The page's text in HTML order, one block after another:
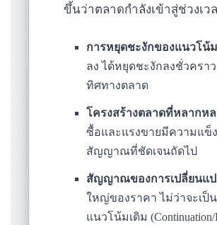
ขึ้นว่าตลาดกำลังเข้าสู่ช่วงเ
การหยุดชะงักของแนวโน้ม
ลง ได้หยุดชะงักลงชั่วครา
ทิศทางตลาด
โครงสร้างตลาดที่หลากหล
ซื้อและแรงขายมีความแข็
สัญญาณที่ชัดเจนถัดไป
สัญญาณของการเปลี่ยนแ
ใหญ่ของราคา ไม่ว่าจะเป็
แนวโน้มเดิม